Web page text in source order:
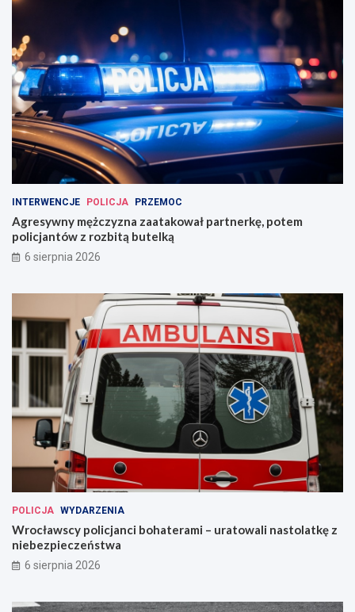
INTERWENCJE POLICJA PRZEMOC
Agresywny mężczyzna zaatakował partnerkę, potem
policjantów z rozbitą butelką
6 sierpnia 2026
POLICJA WYDARZENIA
Wrocławscy policjanci bohaterami – uratowali nastolatkę z
niebezpieczeństwa
6 sierpnia 2026